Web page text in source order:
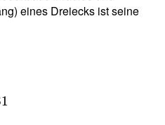
eines Dreiecks ist seine
1